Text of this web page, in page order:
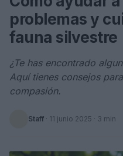
problemas y
fauna silvestre
¿Te has encontrado
Aquí tienes consejos
compasión.
Staff · 11 junio 2025 · 3 min